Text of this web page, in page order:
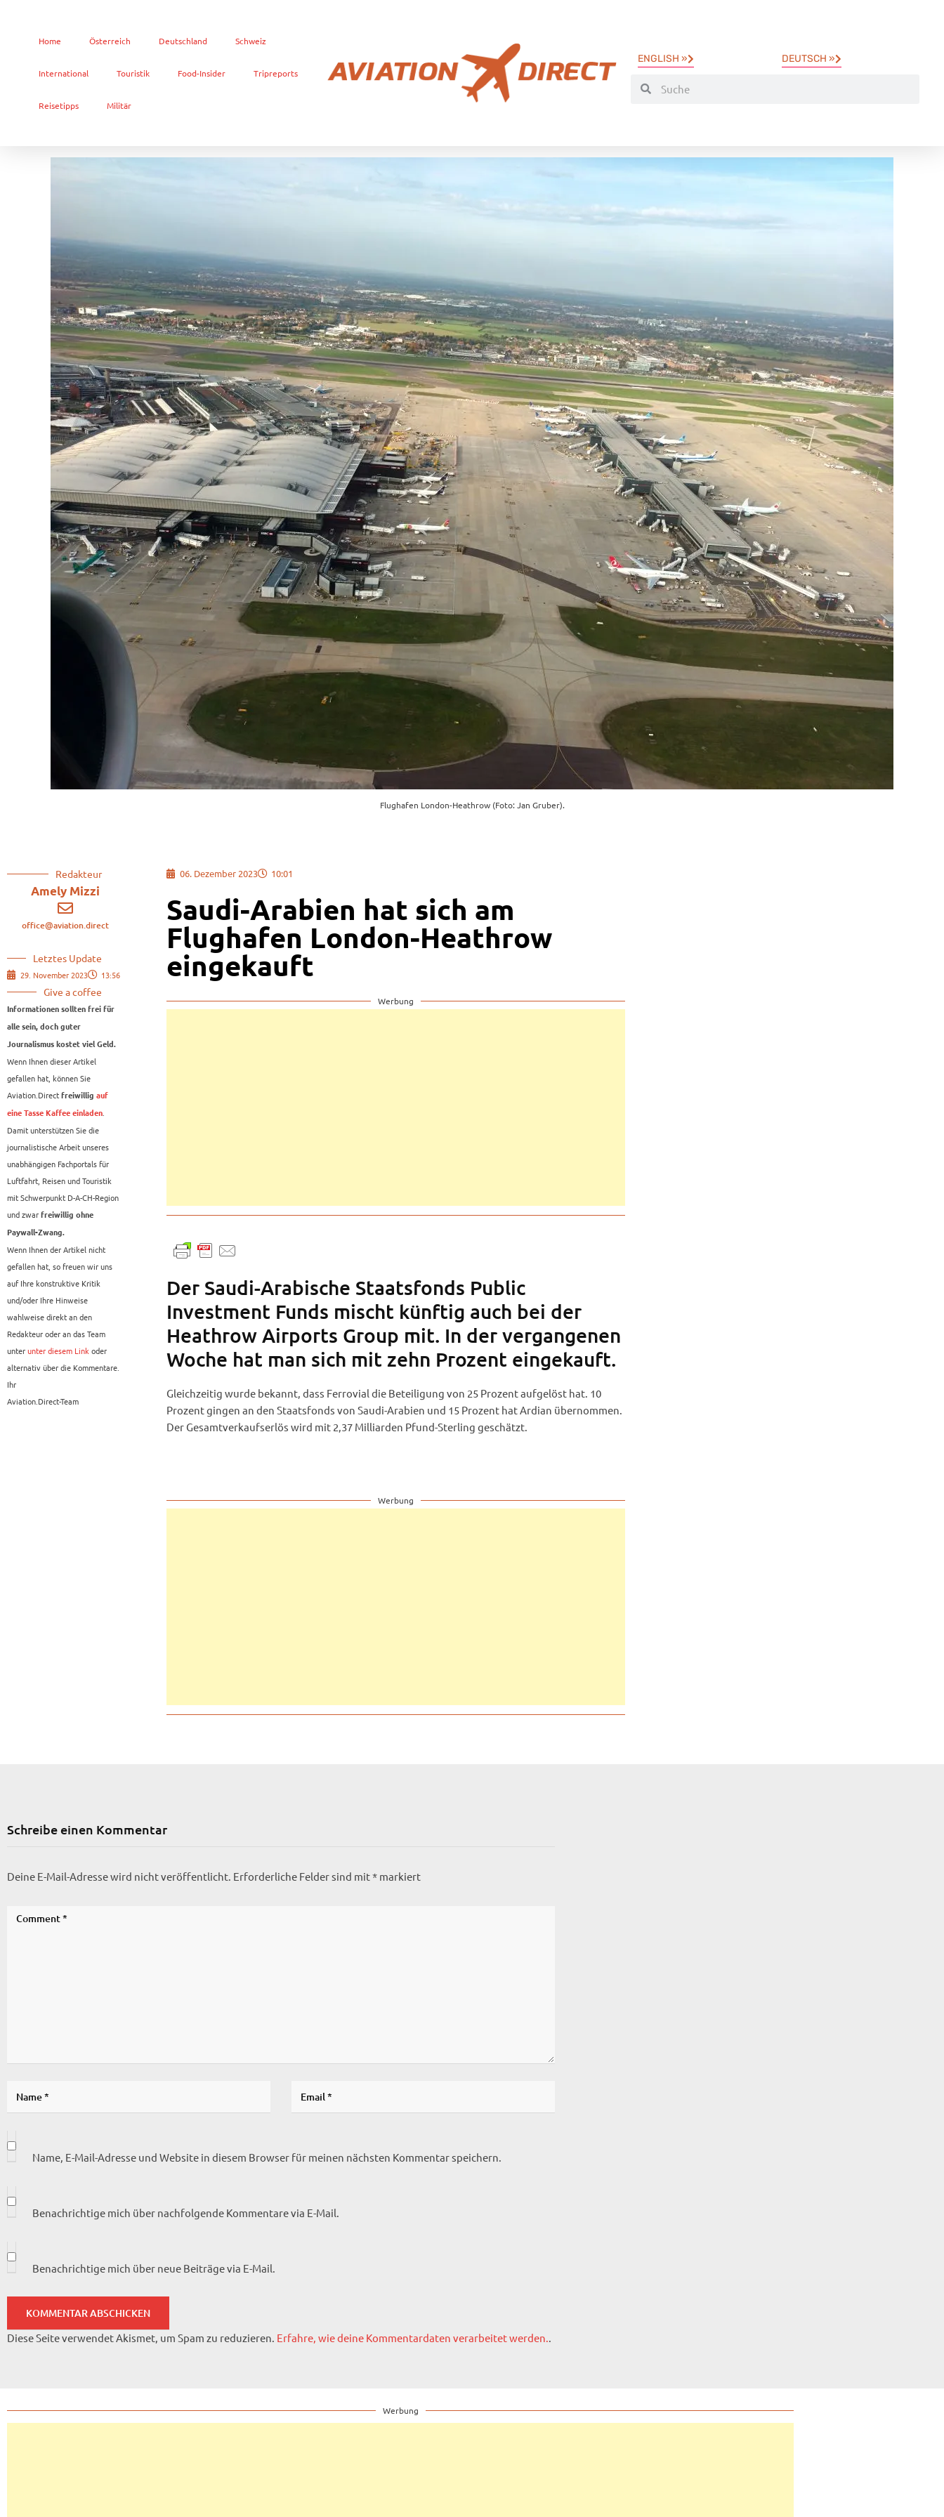
Home Österreich Deutschland Schweiz
International Touristik Food-Insider Tripreports
Reisetipps Militär
ENGLISH » DEUTSCH »
Flughafen London-Heathrow (Foto: Jan Gruber).
Redakteur
Amely Mizzi
office@aviation.direct
Letztes Update
29. November 2023 13:56
Give a coffee
Informationen sollten frei für
alle sein, doch guter
Journalismus kostet viel Geld.
Wenn Ihnen dieser Artikel
gefallen hat, können Sie
Aviation.Direct freiwillig auf
eine Tasse Kaffee einladen.
Damit unterstützen Sie die
journalistische Arbeit unseres
unabhängigen Fachportals für
Luftfahrt, Reisen und Touristik
mit Schwerpunkt D-A-CH-Region
und zwar freiwillig ohne
Paywall-Zwang.
Wenn Ihnen der Artikel nicht
gefallen hat, so freuen wir uns
auf Ihre konstruktive Kritik
und/oder Ihre Hinweise
wahlweise direkt an den
Redakteur oder an das Team
unterunter diesem Linkoder
alternativ über die Kommentare.
Ihr
Aviation.Direct-Team
06. Dezember 2023 10:01
Saudi-Arabien hat sich am
Flughafen London-Heathrow
eingekauft
Werbung
Der Saudi-Arabische Staatsfonds Public
Investment Funds mischt künftig auch bei der
Heathrow Airports Group mit. In der vergangenen
Woche hat man sich mit zehn Prozent eingekauft.
Gleichzeitig wurde bekannt, dass Ferrovial die Beteiligung von 25 Prozent aufgelöst hat. 10
Prozent gingen an den Staatsfonds von Saudi-Arabien und 15 Prozent hat Ardian übernommen.
Der Gesamtverkaufserlös wird mit 2,37 Milliarden Pfund-Sterling geschätzt.
Werbung
Schreibe einen Kommentar
Deine E-Mail-Adresse wird nicht veröffentlicht. Erforderliche Felder sind mit* markiert
Name, E-Mail-Adresse und Website in diesem Browser für meinen nächsten Kommentar speichern.
Benachrichtige mich über nachfolgende Kommentare via E-Mail.
Benachrichtige mich über neue Beiträge via E-Mail.
Diese Seite verwendet Akismet, um Spam zu reduzieren. Erfahre, wie deine Kommentardaten verarbeitet werden..
Werbung